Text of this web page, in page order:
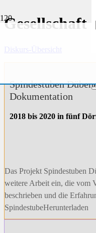
Gesellschaft
Diskurs-Übersicht
Spindestuben
Dokumentation
2018 bis 2020 in fünf
Das Projekt Spindestuben
weitere Arbeit ein, die vom
beschrieben und die
SpindestubeHerunterladen